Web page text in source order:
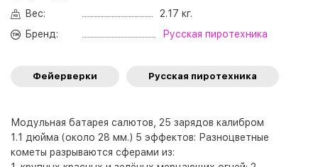
Вес:
2.17 кг.
Бренд:
Русская пиротехника
Фейерверки Русская пиротехника
Модульная батарея салютов, 25 зарядов калибром
1.1 дюйма (около 28 мм.) 5 эффектов: Разноцветные
кометы разрываются сферами из: